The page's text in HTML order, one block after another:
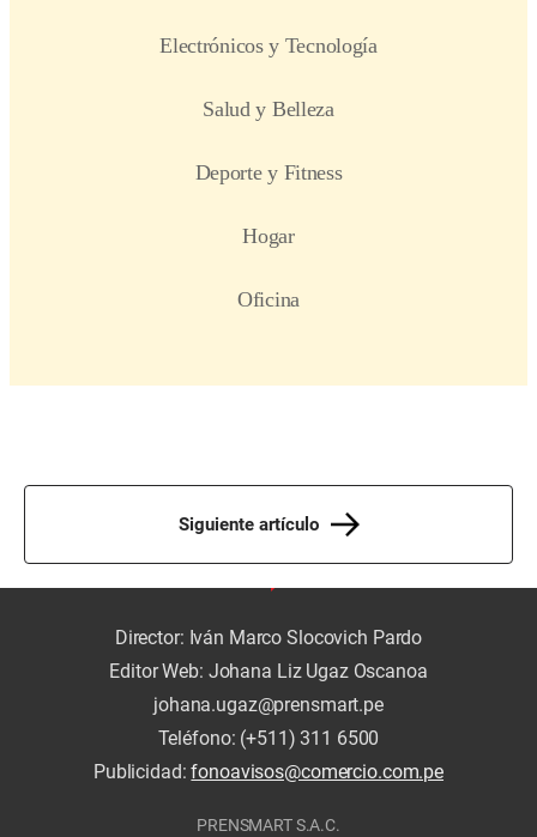
Siguiente artículo
Director: Iván Marco Slocovich Pardo
Editor Web: Johana Liz Ugaz Oscanoa
johana.ugaz@prensmart.pe
Teléfono: (+511) 311 6500
Publicidad:fonoavisos@comercio.com.pe
PRENSMART S.A.C.